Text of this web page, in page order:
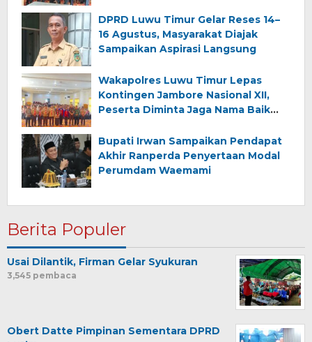
DPRD Luwu Timur Gelar Reses 14–
16 Agustus, Masyarakat Diajak
Sampaikan Aspirasi Langsung
Wakapolres Luwu Timur Lepas
Kontingen Jambore Nasional XII,
Peserta Diminta Jaga Nama Baik
Bupati Irwan Sampaikan Pendapat
Akhir Ranperda Penyertaan Modal
Perumdam Waemami
Berita Populer
Usai Dilantik, Firman Gelar Syukuran
3,545 pembaca
Obert Datte Pimpinan Sementara DPRD